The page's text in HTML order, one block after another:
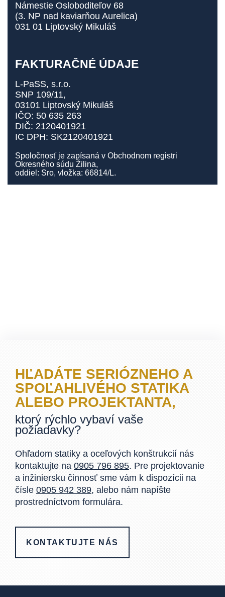
Námestie Osloboditeľov 68
(3. NP nad kaviarňou Aurelica)
031 01 Liptovský Mikuláš
FAKTURAČNÉ ÚDAJE
L-PaSS, s.r.o.
SNP 109/11,
03101 Liptovský Mikuláš
IČO: 50 635 263
DIČ: 2120401921
IC DPH: SK2120401921
Spoločnosť je zapísaná v Obchodnom registri
Okresného súdu Žilina,
oddiel: Sro, vložka: 66814/L.
HĽADÁTE SERIÓZNEHO A
SPOĽAHLIVÉHO STATIKA
ALEBO PROJEKTANTA,
ktorý rýchlo vybaví vaše
požiadavky?
Ohľadom statiky a oceľových konštrukcií nás
kontaktujte na 0905 796 895. Pre projektovanie
a inžiniersku činnosť sme vám k dispozícii na
čísle 0905 942 389, alebo nám napíšte
prostredníctvom formulára.
KONTAKTUJTE NÁS